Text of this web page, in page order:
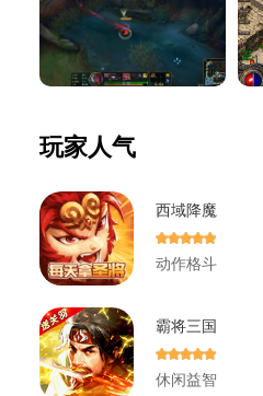
玩家人气
西域降魔
动作格斗
霸将三国
休闲益智